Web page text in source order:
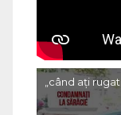
„când ați